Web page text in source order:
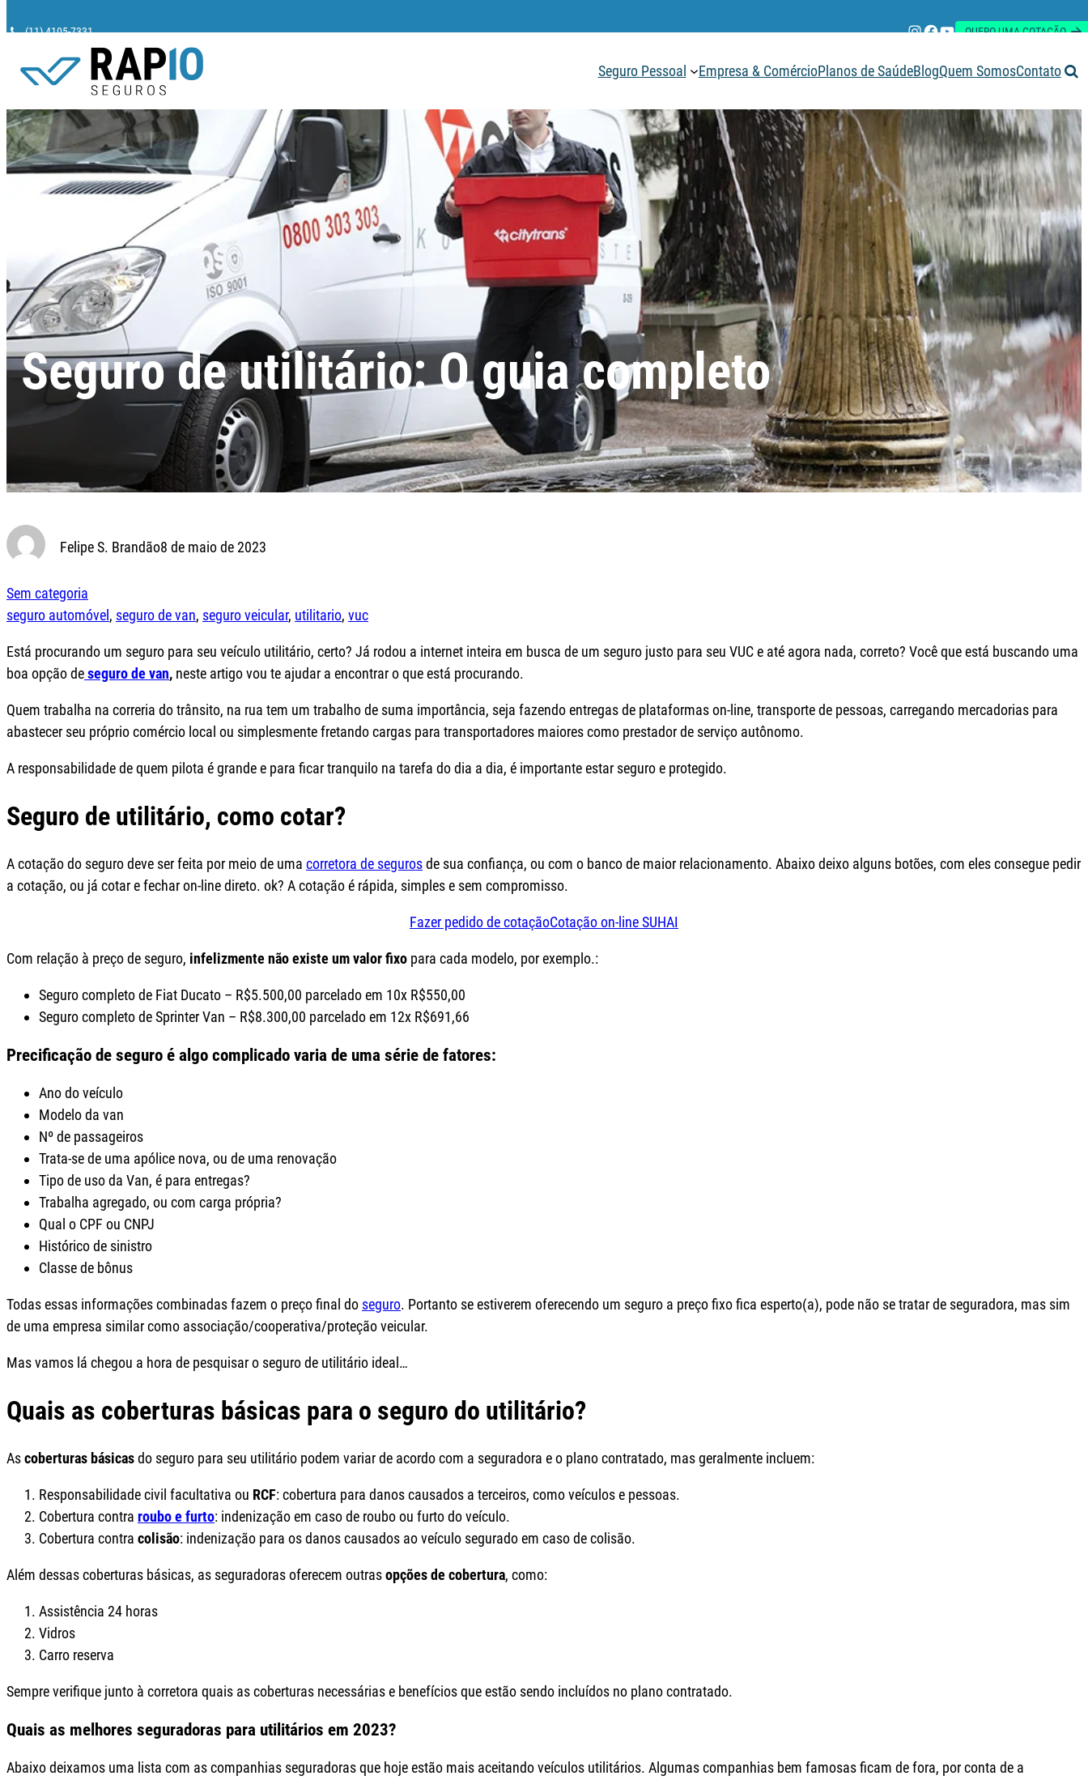
(11) 4105-7331 Instagram
Facebook
Youtube
QUERO UMA COTAÇÃO
Seguro Pessoal Empresa & ComércioPlanos de SaúdeBlogQuem SomosContato
Seguro de utilitário: O guia completo
Felipe S. Brandão8 de maio de 2023
Sem categoria
seguro automóvel , seguro de van, seguro veicular, utilitario, vuc
Está procurando um seguro para seu veículo utilitário, certo? Já rodou a internet inteira em busca de um seguro justo para seu VUC e até agora nada, correto? Você que está buscando uma
boa opção deseguro de van, neste artigo vou te ajudar a encontrar o que está procurando.
Quem trabalha na correria do trânsito, na rua tem um trabalho de suma importância, seja fazendo entregas de plataformas on-line, transporte de pessoas, carregando mercadorias para
abastecer seu próprio comércio local ou simplesmente fretando cargas para transportadores maiores como prestador de serviço autônomo.
A responsabilidade de quem pilota é grande e para ficar tranquilo na tarefa do dia a dia, é importante estar seguro e protegido.
Seguro de utilitário, como cotar?
A cotação do seguro deve ser feita por meio de uma corretora de segurosde sua confiança, ou com o banco de maior relacionamento. Abaixo deixo alguns botões, com eles consegue pedir
a cotação, ou já cotar e fechar on-line direto. ok? A cotação é rápida, simples e sem compromisso.
Fazer pedido de cotaçãoCotação on-line SUHAI
Com relação à preço de seguro, infelizmente não existe um valor fixo para cada modelo, por exemplo.:
Seguro completo de Fiat Ducato – R$5.500,00 parcelado em 10x R$550,00
Seguro completo de Sprinter Van – R$8.300,00 parcelado em 12x R$691,66
Precificação de seguro é algo complicado varia de uma série de fatores:
Ano do veículo
Modelo da van
Nº de passageiros
Trata-se de uma apólice nova, ou de uma renovação
Tipo de uso da Van, é para entregas?
Trabalha agregado, ou com carga própria?
Qual o CPF ou CNPJ
Histórico de sinistro
Classe de bônus
Todas essas informações combinadas fazem o preço final do seguro. Portanto se estiverem oferecendo um seguro a preço fixo fica esperto(a), pode não se tratar de seguradora, mas sim
de uma empresa similar como associação/cooperativa/proteção veicular.
Mas vamos lá chegou a hora de pesquisar o seguro de utilitário ideal…
Quais as coberturas básicas para o seguro do utilitário?
Ascoberturas básicasdo seguro para seu utilitário podem variar de acordo com a seguradora e o plano contratado, mas geralmente incluem:
Responsabilidade civil facultativa ou RCF: cobertura para danos causados a terceiros, como veículos e pessoas.
Cobertura contra roubo e furto: indenização em caso de roubo ou furto do veículo.
Cobertura contra colisão: indenização para os danos causados ao veículo segurado em caso de colisão.
Além dessas coberturas básicas, as seguradoras oferecem outrasopções de cobertura, como:
Assistência 24 horas
Vidros
Carro reserva
Sempre verifique junto à corretora quais as coberturas necessárias e benefícios que estão sendo incluídos no plano contratado.
Quais as melhores seguradoras para utilitários em 2023?
Abaixo deixamos uma lista com as companhias seguradoras que hoje estão mais aceitando veículos utilitários. Algumas companhias bem famosas ficam de fora, por conta de a